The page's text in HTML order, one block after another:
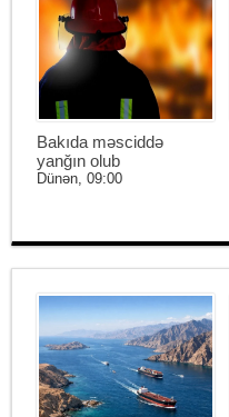
Bakıda məsciddə
yanğın olub
Dünən, 09:00